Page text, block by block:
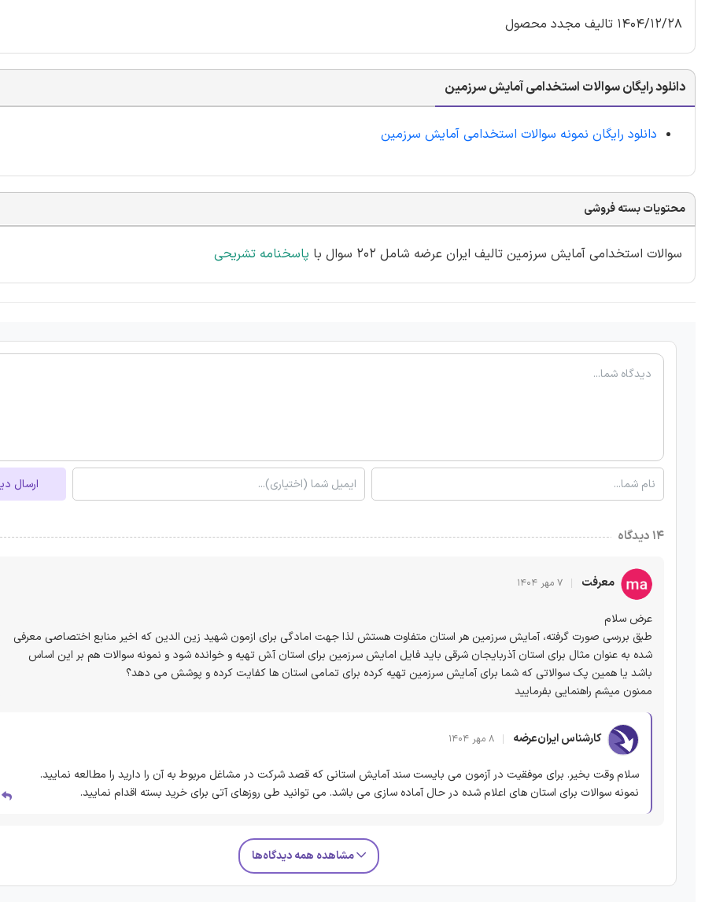
1404/12/28 تالیف مجدد محصول
دانلود رایگان سوالات استخدامی آمایش سرزمین
دانلود رایگان نمونه سوالات استخدامی آمایش سرزمین
محتویات بسته فروشی
سوالات استخدامی آمایش سرزمین تالیف ایران عرضه شامل 202 سوال با پاسخنامه تشریحی
ارسال
۱۴ دیدگاه
معرفت ۷ مهر ۱۴۰۴
عرض سلام
طبق بررسی صورت گرفته، آمایش سرزمین هر استان متفاوت هستش لذا جهت امادگی برای ازمون شهید زین الدین که اخیر منابع اختصاصی معرفی
شده به عنوان مثال برای استان آذربایجان شرقی باید فایل امایش سرزمین برای استان آ.ش تهیه و خوانده شود و نمونه سوالات هم بر این اساس
باشد یا همین پک سوالاتی که شما برای آمایش سرزمین تهیه کرده برای تمامی استان ها کفایت کرده و پوشش می دهد؟
ممنون میشم راهنمایی بفرمایید
کارشناس ایران‌عرضه ۸ مهر ۱۴۰۴
سلام وقت بخیر. برای موفقیت در آزمون می بایست سند آمایش استانی که قصد شرکت در مشاغل مربوط به آن را دارید را مطالعه نمایید.
نمونه سوالات برای استان های اعلام شده در حال آماده سازی می باشد. می توانید طی روزهای آتی برای خرید بسته اقدام نمایید.
مشاهده همه دیدگاه‌ها